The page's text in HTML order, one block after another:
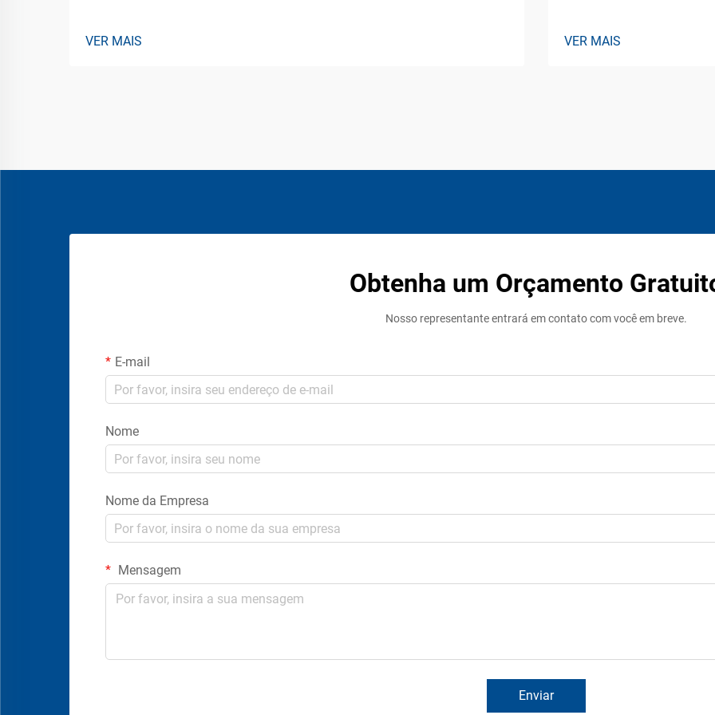
VER MAIS VER MAIS
Obtenha um Orçamento
Nosso representante entrará em contato com você em breve.
E-mail
Nome
Nome da Empresa
Mensagem
Enviar